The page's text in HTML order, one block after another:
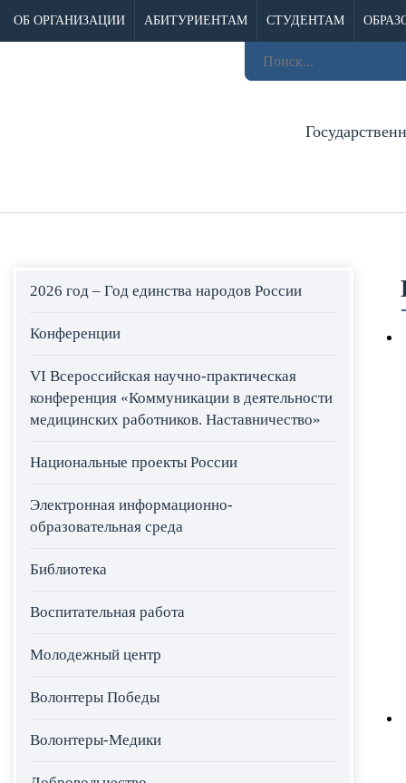
ОБ ОРГАНИЗАЦИИ АБИТУРИЕНТАМ СТУДЕНТАМ
2026 год – Год единства народов России
Конференции
VI Всероссийская научно-практическая
конференция «Коммуникации в деятельности
медицинских работников. Наставничество»
Национальные проекты России
Электронная информационно-
образовательная среда
Библиотека
Воспитательная работа
Молодежный центр
Волонтеры Победы
Волонтеры-Медики